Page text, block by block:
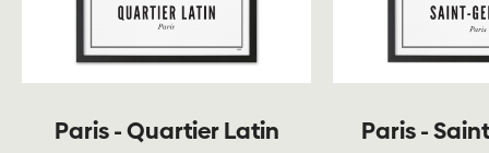
Paris - Quartier Latin Paris -